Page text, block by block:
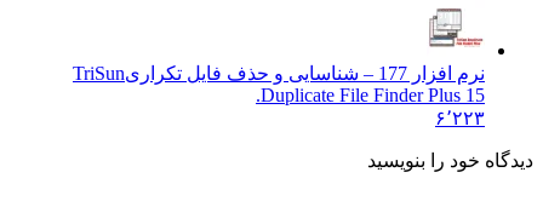
نرم افزار 177 – شناسایی و حذف فایل تکراری
TriSun
Duplicate File Finder Plus 15.
۶٬۲۲۳
دیدگاه خود را بنویسید